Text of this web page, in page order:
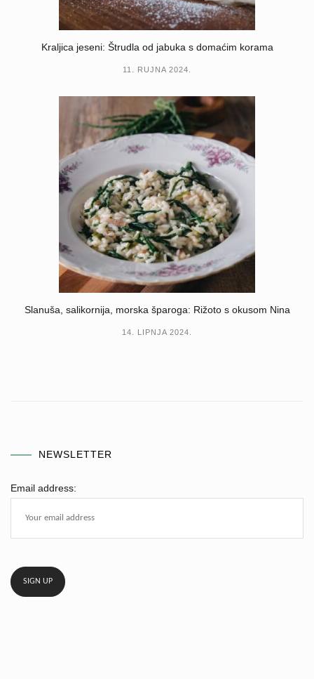
Kraljica jeseni: Štrudla od jabuka s domaćim korama
11. RUJNA 2024.
Slanuša, salikornija, morska šparoga: Rižoto s okusom Nina
14. LIPNJA 2024.
NEWSLETTER
Email address: